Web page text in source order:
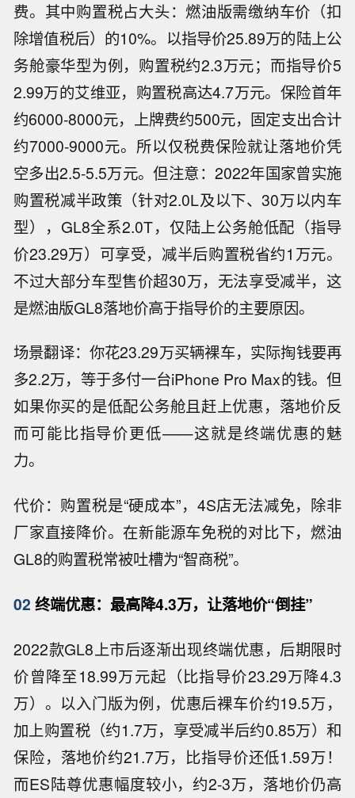
费。其中购置税占大头：燃油版需缴纳车价（扣
除增值税后）的10%。以指导价25.89万的陆上公
务舱豪华型为例，购置税约2.3万元；而指导价5
2.99万的艾维亚，购置税高达4.7万元。保险首年
约6000-8000元，上牌费约500元，固定支出合计
约7000-9000元。所以仅税费保险就让落地价凭
空多出2.5-5.5万元。但注意：2022年国家曾实施
购置税减半政策（针对2.0L及以下、30万以内车
型），GL8全系2.0T，仅陆上公务舱低配（指导
价23.29万）可享受，减半后购置税省约1万元。
不过大部分车型售价超30万，无法享受减半，这
是燃油版GL8落地价高于指导价的主要原因。
场景翻译：你花23.29万买辆裸车，实际掏钱要再
多2.2万，等于多付一台iPhone Pro Max的钱。但
如果你买的是低配公务舱且赶上优惠，落地价反
而可能比指导价更低——这就是终端优惠的魅
力。
代价：购置税是“硬成本”，4S店无法减免，除非
厂家直接降价。在新能源车免税的对比下，燃油
GL8的购置税常被吐槽为“智商税”。
02 终端优惠：最高降4.3万，让落地价“倒挂”
2022款GL8上市后逐渐出现终端优惠，后期限时
价曾降至18.99万元起（比指导价23.29万降4.3
万）。以入门版为例，优惠后裸车价约19.5万，
加上购置税（约1.7万，享受减半后约0.85万）和
保险，落地价约21.7万，比指导价还低1.59万！
而ES陆尊优惠幅度较小，约2-3万，落地价仍高